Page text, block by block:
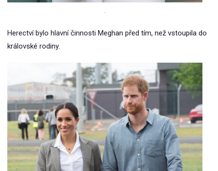
Herectví bylo hlavní činnosti Meghan před tím, než vstoupila do
královské rodiny.